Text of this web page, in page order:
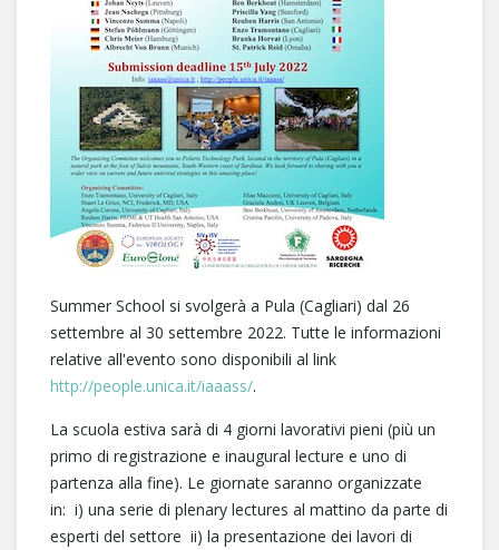
Summer School si svolgerà a Pula (Cagliari) dal 26
settembre al 30 settembre 2022. Tutte le informazioni
relative all'evento sono disponibili al link
http://people.unica.it/iaaass/.
La scuola estiva sarà di 4 giorni lavorativi pieni (più un
primo di registrazione e inaugural lecture e uno di
partenza alla fine). Le giornate saranno organizzate
in: i) una serie di plenary lectures al mattino da parte di
esperti del settore ii) la presentazione dei lavori di